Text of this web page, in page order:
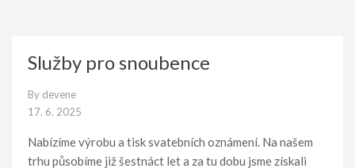
Služby pro snoubence
By devene
17. 6. 2025
Nabízíme výrobu a tisk svatebních oznámení. Na našem
trhu působíme již šestnáct let a za tu dobu jsme získali